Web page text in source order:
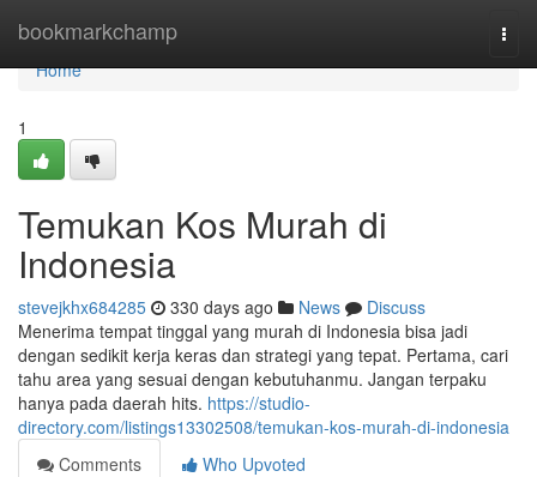
bookmarkchamp
Home
Home
1
Temukan Kos Murah di
Indonesia
stevejkhx684285 330 days ago News
Discuss
Menerima tempat tinggal yang murah di Indonesia bisa jadi
dengan sedikit kerja keras dan strategi yang tepat. Pertama, cari
tahu area yang sesuai dengan kebutuhanmu. Jangan terpaku
hanya pada daerah hits. https://studio-
directory.com/listings13302508/temukan-kos-murah-di-indonesia
Comments
Who Upvoted